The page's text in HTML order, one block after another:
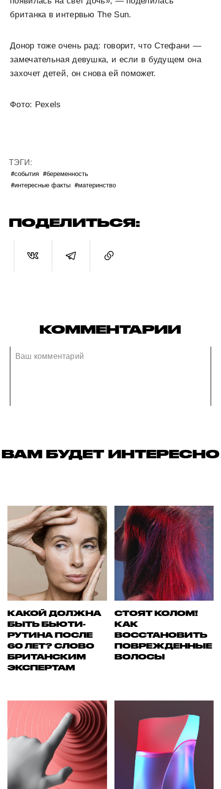
британка в интервью The Sun.
Донор тоже очень рад: говорит, что Стефани —
замечательная девушка, и если в будущем она
захочет детей, он снова ей поможет.
Фото: Pexels
ТЭГИ:
#события #беременность
#интересные факты #материнство
ПОДЕЛИТЬСЯ:
КОММЕНТАРИИ
ВАМ БУДЕТ ИНТЕРЕСНО
КАКОЙ ДОЛЖНА
БЫТЬ БЬЮТИ-
РУТИНА ПОСЛЕ
60 ЛЕТ? СЛОВО
БРИТАНСКИМ
ЭКСПЕРТАМ
СТОЯТ КОЛОМ!
КАК
ВОССТАНОВИТЬ
ПОВРЕЖДЕННЫЕ
ВОЛОСЫ